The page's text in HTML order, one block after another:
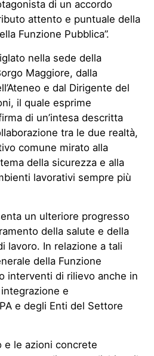
di un accordo
attento e puntuale della
Funzione Pubblica”.
nella sede della
Maggiore, dalla
e dal Dirigente del
il quale esprime
di un’intesa descritta
tra le due realtà,
comune mirato alla
della sicurezza e alla
lavorativi sempre più
un ulteriore progresso
della salute e della
lavoro. In relazione a tali
della Funzione
interventi di rilievo anche in
e
e degli Enti del Settore
e le azioni concrete